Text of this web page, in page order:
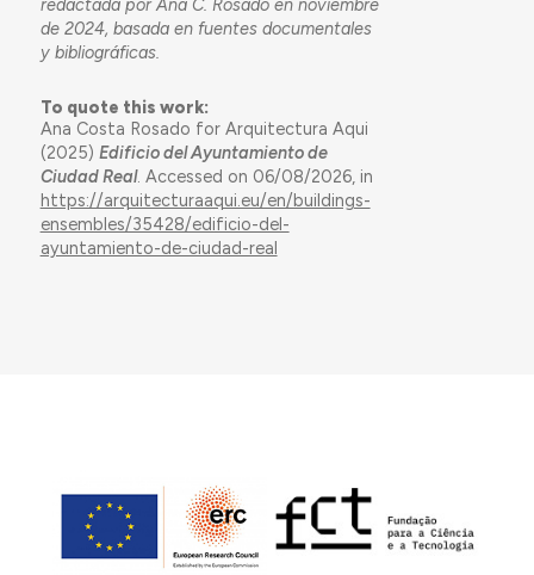
redactada por Ana C. Rosado en noviembre
de 2024, basada en fuentes documentales
y bibliográficas.
To quote this work:
Ana Costa Rosado for Arquitectura Aqui
(2025) Edificio del Ayuntamiento de
Ciudad Real. Accessed on 06/08/2026, in
https://arquitecturaaqui.eu/en/buildings-
ensembles/35428/edificio-del-
ayuntamiento-de-ciudad-real